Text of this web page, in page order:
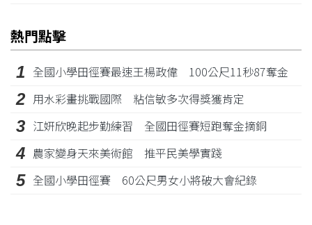
熱門點擊
1 全國小學田徑賽最速王楊政偉 100公尺11秒87奪金
2 用水彩畫挑戰國際 粘信敏多次得獎獲肯定
3 江姸欣晚起步勤練習 全國田徑賽短跑奪金摘銅
4 農家變身天來美術館 推平民美學實踐
5 全國小學田徑賽 60公尺男女小將破大會紀錄